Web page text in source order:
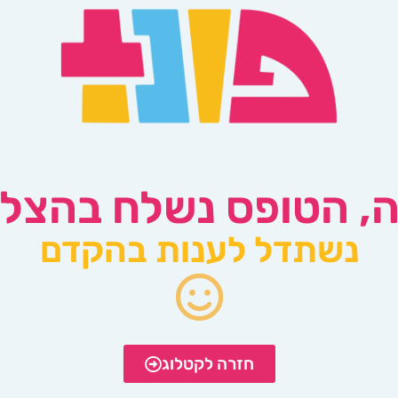
הטופס נשלח
נשתדל לענות בהקדם
חזרה לקטלוג